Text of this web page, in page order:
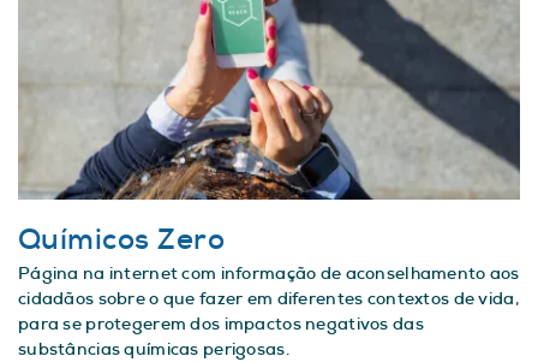
Químicos Zero
Página na internet com informação de aconselhamento aos
cidadãos sobre o que fazer em diferentes contextos de vida,
para se protegerem dos impactos negativos das
substâncias químicas perigosas.